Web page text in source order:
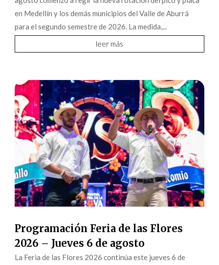
en Medellín y los demás municipios del Valle de Aburrá
para el segundo semestre de 2026. La medida,...
leer más
Programación Feria de las Flores
2026 – Jueves 6 de agosto
La Feria de las Flores 2026 continúa este jueves 6 de